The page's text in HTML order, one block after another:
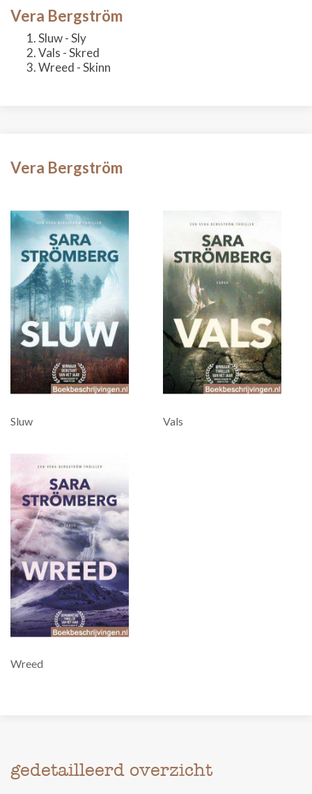
Vera Bergström
Sluw - Sly
Vals - Skred
Wreed - Skinn
Vera Bergström
Sluw Vals
Wreed
gedetailleerd overzicht